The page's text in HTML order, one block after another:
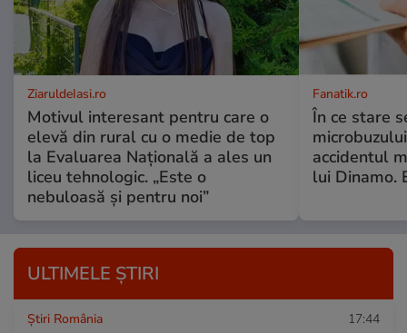
ZiaruldeIasi.ro
Motivul interesant pentru care o
elevă din rural cu o medie de top
la Evaluarea Națională a ales un
liceu tehnologic. „Este o
nebuloasă și pentru noi”
Fanatik.ro
În ce stare
accidentul
lui Dinamo.
ULTIMELE ȘTIRI
Știri România 17:44